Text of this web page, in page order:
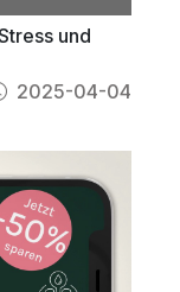
und
2025-04-04